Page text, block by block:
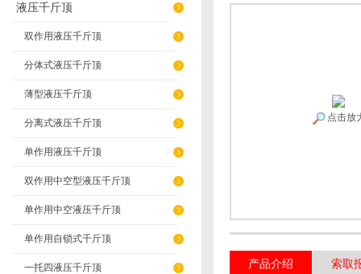
液压千斤顶
双作用液压千斤顶
分体式液压千斤顶
薄型液压千斤顶
分离式液压千斤顶
单作用液压千斤顶
双作用中空型液压千斤顶
单作用中空液压千斤顶
单作用自锁式千斤顶
一托四液压千斤顶
点击放
产品介绍 索取